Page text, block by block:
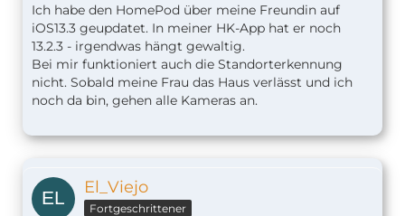
Ich habe den HomePod über meine Freundin auf
iOS13.3 geupdatet. In meiner HK-App hat er noch
13.2.3 - irgendwas hängt gewaltig.
Bei mir funktioniert auch die Standorterkennung
nicht. Sobald meine Frau das Haus verlässt und ich
noch da bin, gehen alle Kameras an.
El_Viejo
Fortgeschrittener